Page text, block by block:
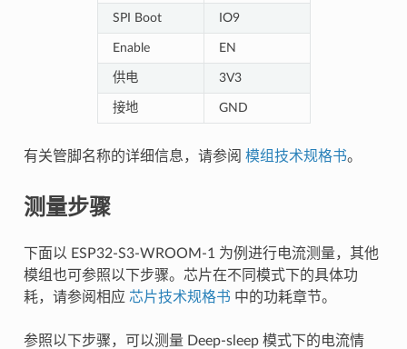
SPI Boot IO9
Enable EN
供电 3V3
接地 GND
有关管脚名称的详细信息，请参阅 模组技术规格书。
测量步骤
下面以 ESP32-S3-WROOM-1 为例进行电流测量，其他
模组也可参照以下步骤。芯片在不同模式下的具体功
耗，请参阅相应 芯片技术规格书 中的功耗章节。
参照以下步骤，可以测量 Deep-sleep 模式下的电流情